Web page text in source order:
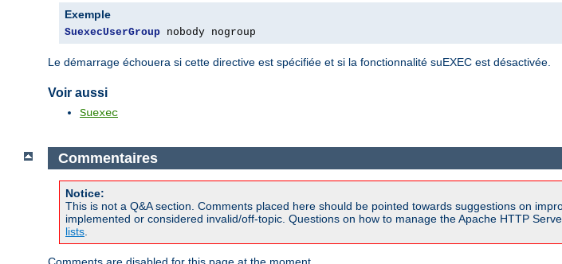
Exemple
SuexecUserGroup nobody nogroup
Le démarrage échouera si cette directive est spécifiée et si la fonctionnalité suEXEC est désactivée.
Voir aussi
Suexec
Commentaires
Notice:
This is not a Q&A section. Comments placed here should be pointed towards suggestions on
implemented or considered invalid/off-topic. Questions on how to manage the Apache HTTP
lists.